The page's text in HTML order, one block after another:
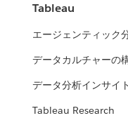
Tableau
エージェンティック
データカルチャーの
データ分析インサイト
Tableau Research